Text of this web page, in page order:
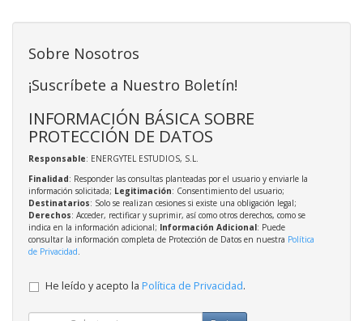
Sobre Nosotros
¡Suscríbete a Nuestro Boletín!
INFORMACIÓN BÁSICA SOBRE
PROTECCIÓN DE DATOS
Responsable: ENERGYTEL ESTUDIOS, S.L.
Finalidad: Responder las consultas planteadas por el usuario y enviarle la
información solicitada; Legitimación: Consentimiento del usuario;
Destinatarios: Solo se realizan cesiones si existe una obligación legal;
Derechos: Acceder, rectificar y suprimir, así como otros derechos, como se
indica en la información adicional; Información Adicional: Puede
consultar la información completa de Protección de Datos en nuestra Política
de Privacidad
He leído y acepto la Política de Privacidad.